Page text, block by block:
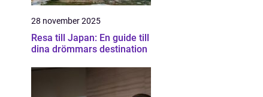
28 november 2025
Resa till Japan: En guide till
dina drömmars destination